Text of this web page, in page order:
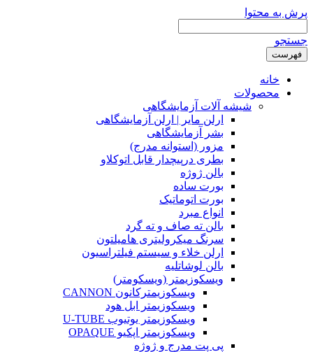
پرش به محتوا
جستجو
فهرست
خانه
محصولات
شیشه آلات آزمایشگاهی
ارلن مایر | ارلن آزمایشگاهی
بشر آزمایشگاهی
مزور (استوانه مدرج)
بطری درپیچدار قابل اتوکلاو
بالن ژوژه
بورت ساده
بورت اتوماتیک
انواع مبرد
بالن ته صاف و ته گرد
سرنگ میکرولیتری هامیلتون
ارلن خلاء و سیستم فیلتراسیون
بالن لوشاتلیه
ویسکوزیمتر (ویسکومتر)
ویسکوزیمترکانون CANNON
ویسکوزیمتر ابل هود
ویسکوزیمتر یوتیوب U-TUBE
ویسکوزیمتر اپکیو OPAQUE
پی پت مدرج و ژوژه